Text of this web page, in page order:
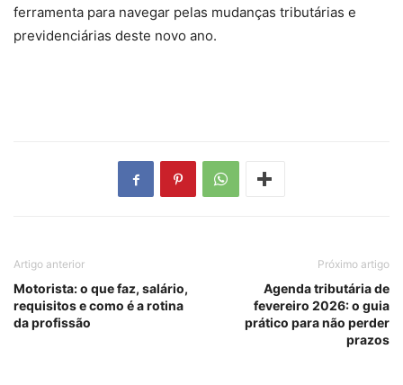
ferramenta para navegar pelas mudanças tributárias e
previdenciárias deste novo ano.
Artigo anterior
Motorista: o que faz, salário,
requisitos e como é a rotina
da profissão
Próximo artigo
Agenda tributária de
fevereiro 2026: o guia
prático para não perder
prazos